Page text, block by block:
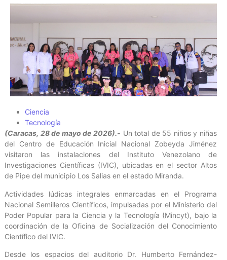
Ciencia
Tecnología
(Caracas, 28 de mayo de 2026).- Un total de 55 niños y niñas
del Centro de Educación Inicial Nacional Zobeyda Jiménez
visitaron las instalaciones del Instituto Venezolano de
Investigaciones Científicas (IVIC), ubicadas en el sector Altos
de Pipe del municipio Los Salias en el estado Miranda.
Actividades lúdicas integrales enmarcadas en el Programa
Nacional Semilleros Científicos, impulsadas por el Ministerio del
Poder Popular para la Ciencia y la Tecnología (Mincyt), bajo la
coordinación de la Oficina de Socialización del Conocimiento
Científico del IVIC.
Desde los espacios del auditorio Dr. Humberto Fernández-